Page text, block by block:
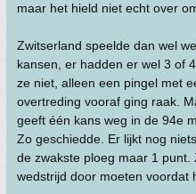
maar het hield niet echt over
Zwitserland speelde dan wel
kansen, er hadden er wel 3 of
ze niet, alleen een pingel met
overtreding vooraf ging raak.
geeft één kans weg in de 94e
Zo geschiedde. Er lijkt nog
de zwakste ploeg maar 1
wedstrijd door moeten voordat